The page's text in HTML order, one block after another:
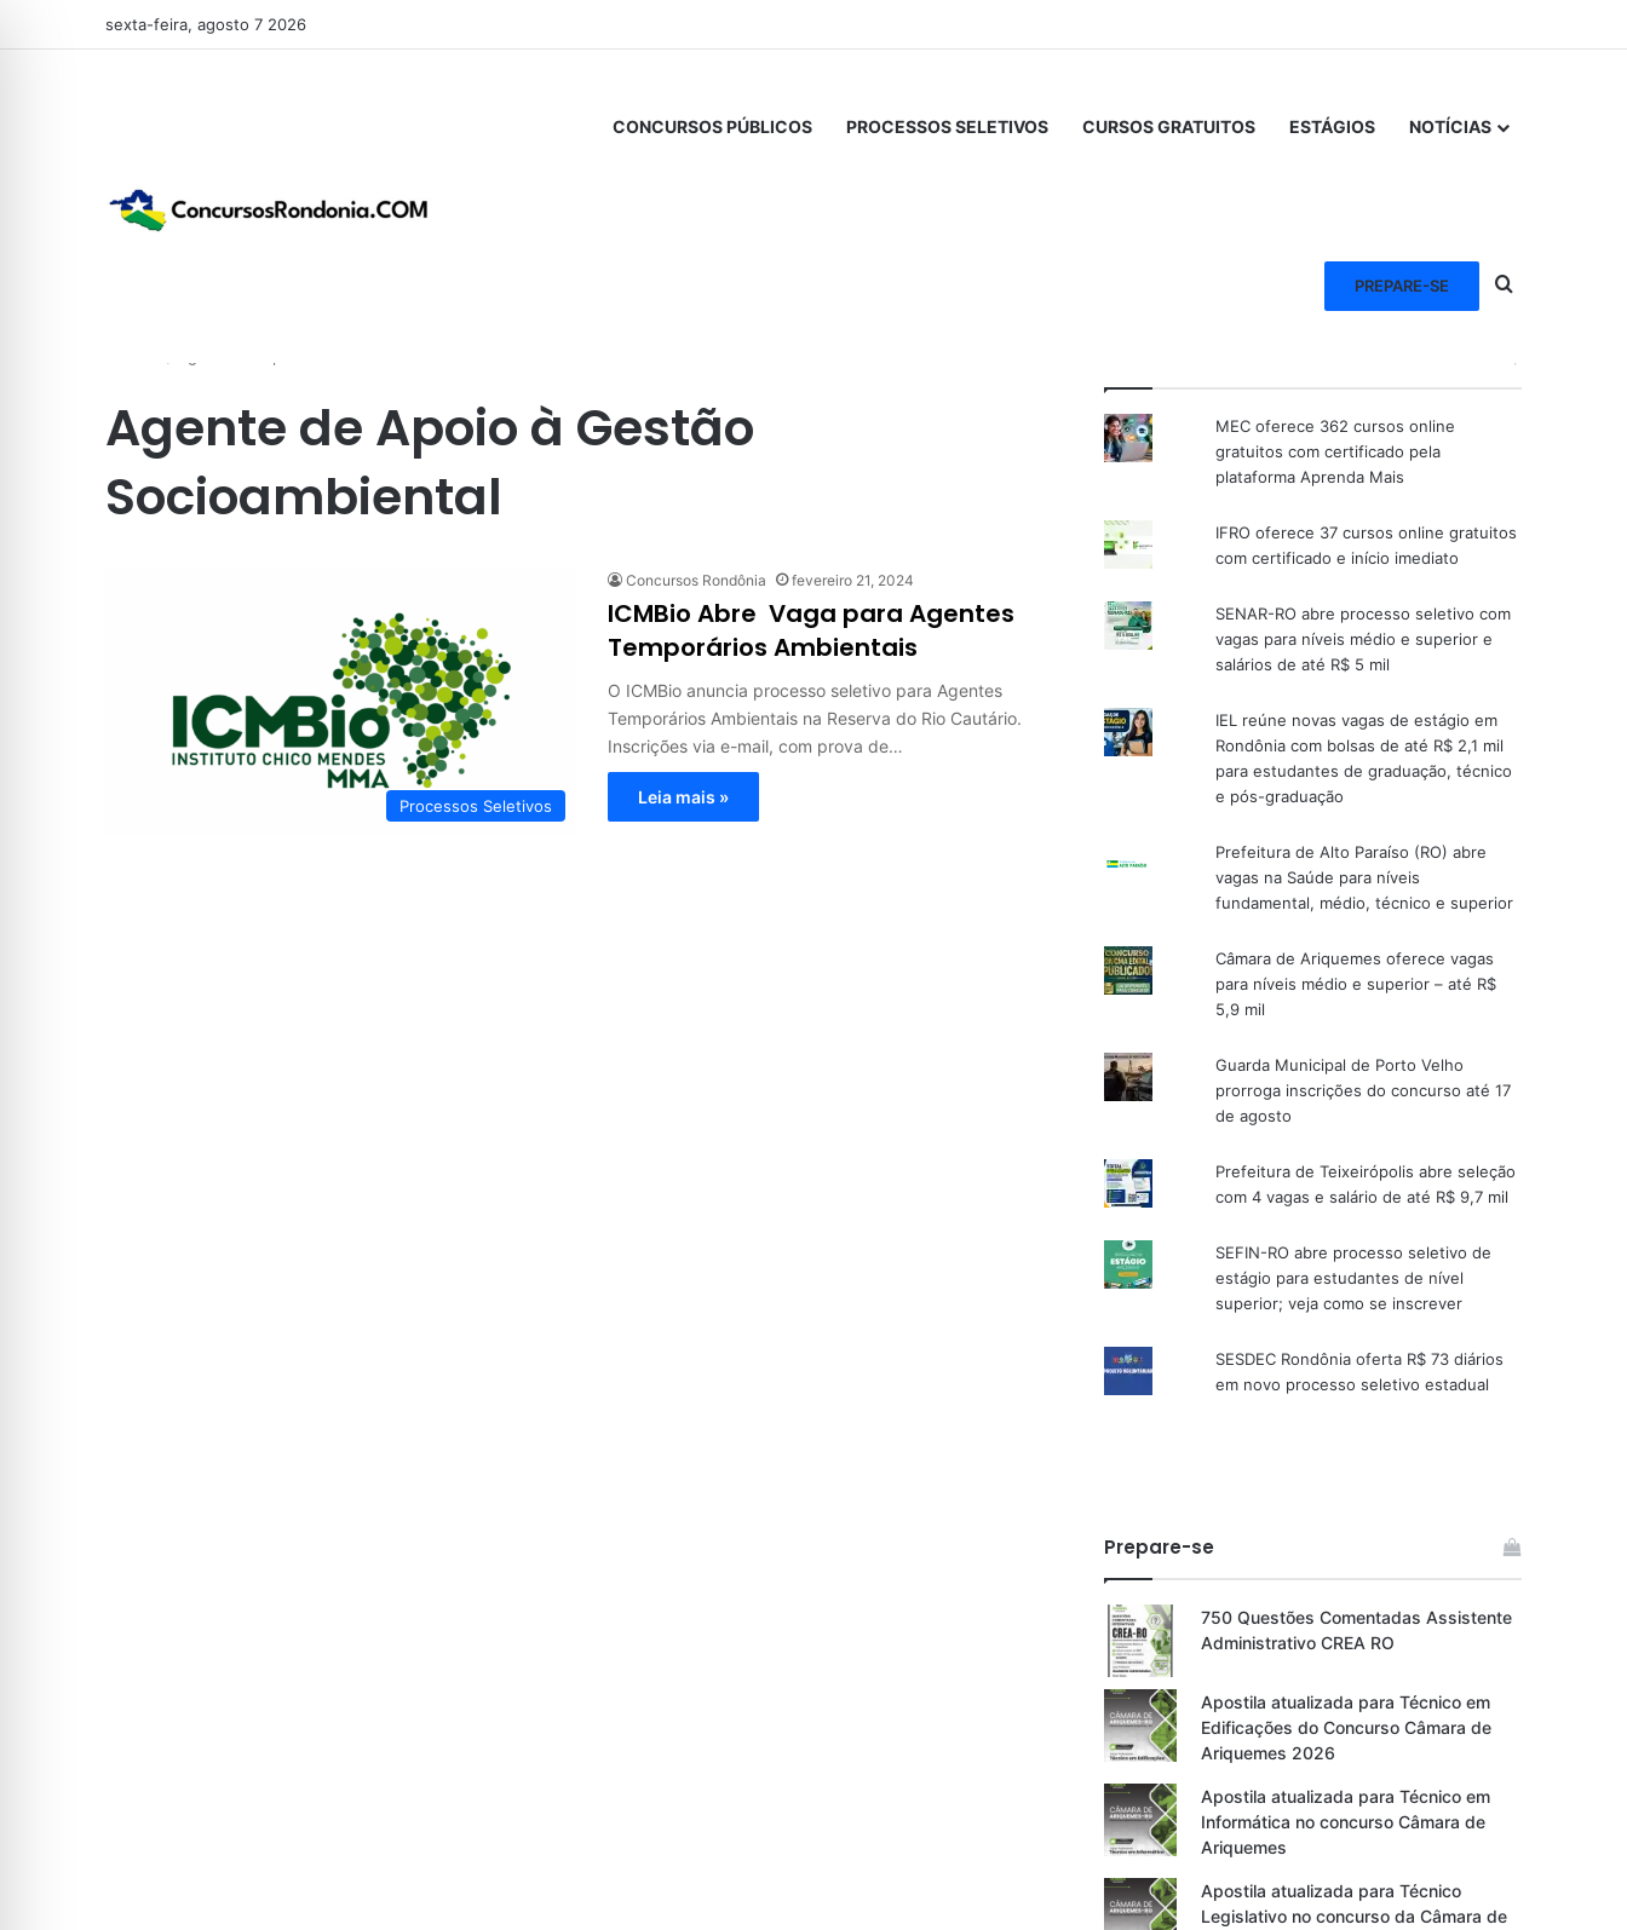
sexta-feira, agosto 7 2026
CONCURSOS PÚBLICOS PROCESSOS SELETIVOS CURSOS GRATUITOS ESTÁGIOS NOTÍCIAS
PREPARE-SE Procurar por
Agente de Apoio à Gestão
Socioambiental
Processos Seletivos
Concursos Rondônia fevereiro 21, 2024
ICMBio Abre Vaga para Agentes
Temporários Ambientais
O ICMBio anuncia processo seletivo para Agentes
Temporários Ambientais na Reserva do Rio Cautário.
Inscrições via e-mail, com prova de…
Leia mais »
MEC oferece 362 cursos online
gratuitos com certificado pela
plataforma Aprenda Mais
IFRO oferece 37 cursos online gratuitos
com certificado e início imediato
SENAR-RO abre processo seletivo com
vagas para níveis médio e superior e
salários de até R$ 5 mil
IEL reúne novas vagas de estágio em
Rondônia com bolsas de até R$ 2,1 mil
para estudantes de graduação, técnico
e pós-graduação
Prefeitura de Alto Paraíso (RO) abre
vagas na Saúde para níveis
fundamental, médio, técnico e superior
Câmara de Ariquemes oferece vagas
para níveis médio e superior – até R$
5,9 mil
Guarda Municipal de Porto Velho
prorroga inscrições do concurso até 17
de agosto
Prefeitura de Teixeirópolis abre seleção
com 4 vagas e salário de até R$ 9,7 mil
SEFIN-RO abre processo seletivo de
estágio para estudantes de nível
superior; veja como se inscrever
SESDEC Rondônia oferta R$ 73 diários
em novo processo seletivo estadual
Prepare-se
750 Questões Comentadas Assistente
Administrativo CREA RO
Apostila atualizada para Técnico em
Edificações do Concurso Câmara de
Ariquemes 2026
Apostila atualizada para Técnico em
Informática no concurso Câmara de
Ariquemes
Apostila atualizada para Técnico
Legislativo no concurso da Câmara de